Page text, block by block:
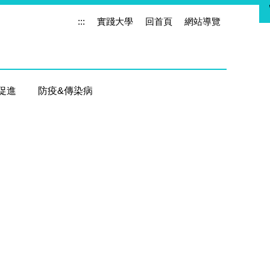
進 防疫&傳染病
::: 實踐大學 回首頁 網站導覽